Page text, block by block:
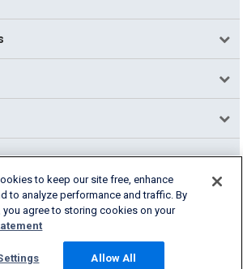
Cookie Settings
to keep our site free, enhance
to analyze performance and traffic. By
you agree to storing cookies on your
Allow All